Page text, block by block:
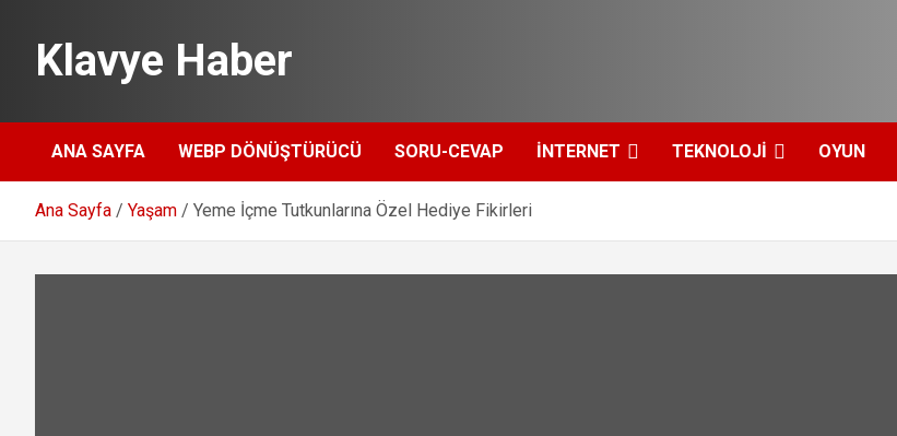
contentKlavye Haber
ANA SAYFA WEBP DÖNÜŞTÜRÜCÜ SORU-CEVAP İNTERNET TEKNOLOJI OYUN
Ana Sayfa Yaşam Yeme İçme Tutkunlarına Özel Hediye Fikirleri